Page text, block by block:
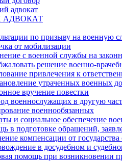
адвокат
по призыву на военную
от мобилизации
с военной службы на
решение военно-
привлечения к
утраченных военных
вручение повестки
военнослужащих в другую
военнообязанных
и социальное обеспечение
в подготовке обращений,
компенсации от
в досудебном и
помощь при возникновении